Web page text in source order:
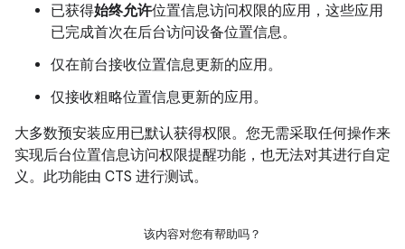
已获得始终允许位置信息访问权限的应用，这些应用
已完成首次在后台访问设备位置信息。
仅在前台接收位置信息更新的应用。
仅接收粗略位置信息更新的应用。
大多数预安装应用已默认获得权限。您无需采取任何操作来
实现后台位置信息访问权限提醒功能，也无法对其进行自定
义。此功能由 CTS 进行测试。
该内容对您有帮助吗？